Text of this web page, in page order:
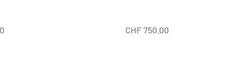
CHF750.00